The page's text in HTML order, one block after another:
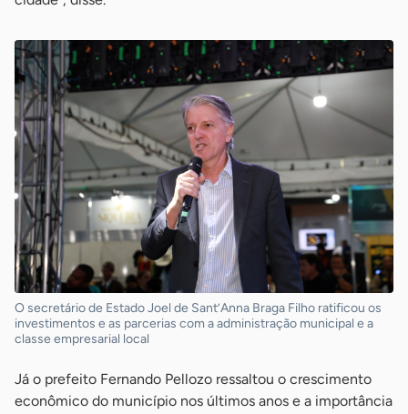
O secretário de Estado Joel de Sant’Anna Braga Filho ratificou os
investimentos e as parcerias com a administração municipal e a
classe empresarial local
Já o prefeito Fernando Pellozo ressaltou o crescimento
econômico do município nos últimos anos e a importância